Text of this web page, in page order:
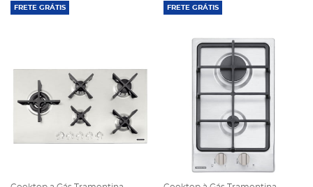
FRETE GRÁTIS FRETE GRÁTIS